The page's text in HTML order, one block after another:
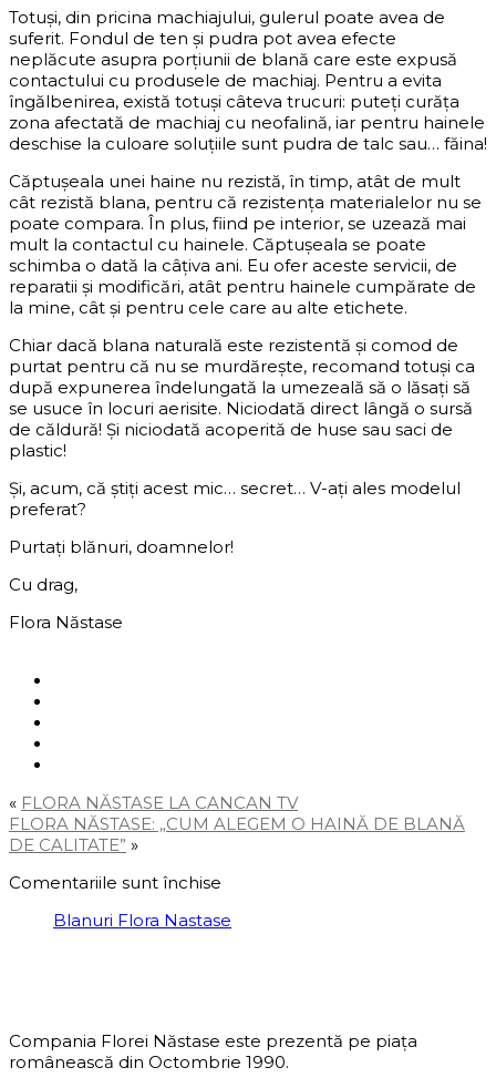
Totuși, din pricina machiajului, gulerul poate avea de
suferit. Fondul de ten și pudra pot avea efecte
neplăcute asupra porțiunii de blană care este expusă
contactului cu produsele de machiaj. Pentru a evita
îngălbenirea, există totuși câteva trucuri: puteți curăța
zona afectată de machiaj cu neofalină, iar pentru hainele
deschise la culoare soluțiile sunt pudra de talc sau… făina!
Căptuşeala unei haine nu rezistă, în timp, atât de mult
cât rezistă blana, pentru că rezistenţa materialelor nu se
poate compara. În plus, fiind pe interior, se uzează mai
mult la contactul cu hainele. Căptuşeala se poate
schimba o dată la câţiva ani. Eu ofer aceste servicii, de
reparatii şi modificări, atât pentru hainele cumpărate de
la mine, cât şi pentru cele care au alte etichete.
Chiar dacă blana naturală este rezistentă şi comod de
purtat pentru că nu se murdăreşte, recomand totuşi ca
după expunerea îndelungată la umezeală să o lăsaţi să
se usuce în locuri aerisite. Niciodată direct lângă o sursă
de căldură! Şi niciodată acoperită de huse sau saci de
plastic!
Şi, acum, că ştiţi acest mic… secret… V-aţi ales modelul
preferat?
Purtaţi blănuri, doamnelor!
Cu drag,
Flora Năstase
« FLORA NĂSTASE LA CANCAN TV
FLORA NĂSTASE: „CUM ALEGEM O HAINĂ DE BLANĂ
DE CALITATE” »
Comentariile sunt închise
Blanuri Flora Nastase
Compania Florei Năstase este prezentă pe piața
românească din Octombrie 1990.